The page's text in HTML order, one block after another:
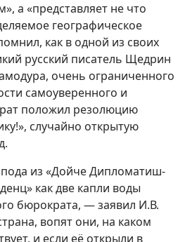
а «представляет не что
географическое
как в одной из своих
русский писатель Щедрин
очень ограниченного
самоуверенного и
положил резолюцию
случайно открытую
из «Дойче Дипломатиш-
как две капли воды
бюрократа, — заявил И.В.
вопят они, на каком
и если её открыли в